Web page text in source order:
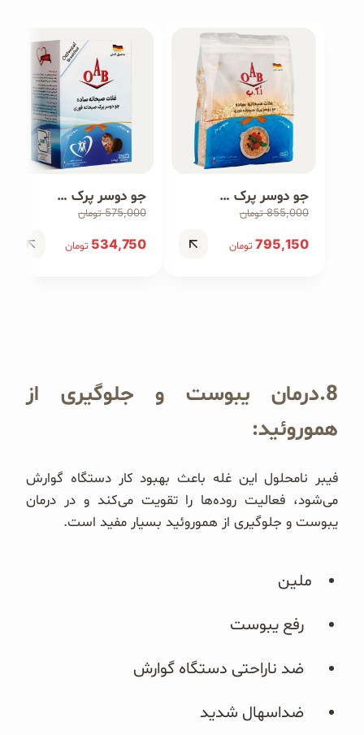
جو دوسر پرک صبحانه فوری ۹۰۰ گرمی
855,000 تومان
795,150تومان
جو دوسر پرک صبحانه فوری ۵۰۰ گرمی
575,000 تومان
534,750 تومان
8.درمان یبوست و جلوگیری از
هموروئید:
فیبر نامحلول این غله باعث بهبود کار دستگاه گوارش
می‌شود، فعالیت روده‌ها را تقویت می‌کند و در درمان
یبوست و جلوگیری از هموروئید بسیار مفید است.
ملین
رفع یبوست
ضد ناراحتی دستگاه گوارش
ضداسهال شدید